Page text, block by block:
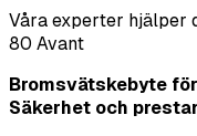
Våra experter hjälper
80 Avant
Bromsvätskebyte
Säkerhet och